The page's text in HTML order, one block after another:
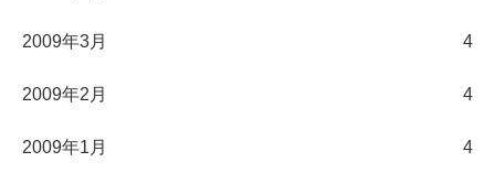
2009年3月 4
2009年2月 4
2009年1月 4